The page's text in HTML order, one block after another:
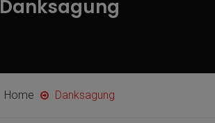
Danksagung
Home Danksagung